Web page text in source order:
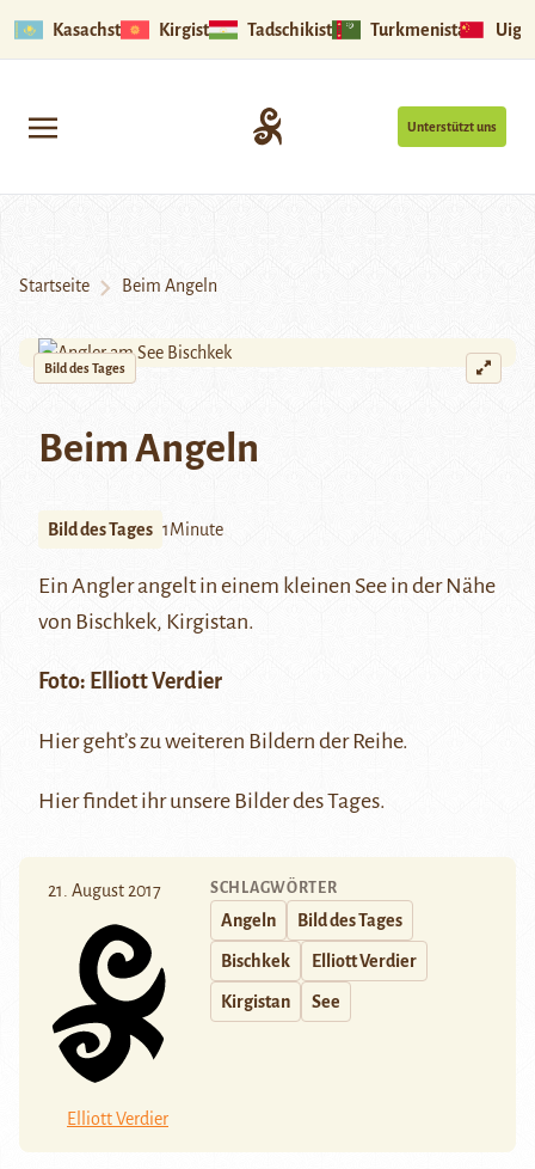
Kasachstan Kirgistan Tadschikistan Turkmenistan
Unterstützt uns
Startseite Beim Angeln
Bild des Tages
Beim Angeln
Bild des Tages 1Minute
Ein Angler angelt in einem kleinen See in der Nähe
von Bischkek, Kirgistan.
Foto: Elliott Verdier
Hiergeht’s zu weiteren Bildern der Reihe.
Hierfindet ihr unsere Bilder des Tages.
21. August 2017
Elliott Verdier
SCHLAGWÖRTER
Angeln Bild des Tages
Bischkek Elliott Verdier
Kirgistan See